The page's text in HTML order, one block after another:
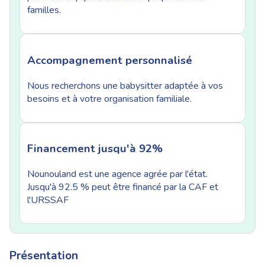
familles.
Accompagnement personnalisé
Nous recherchons une babysitter adaptée à vos
besoins et à votre organisation familiale.
Financement jusqu'à 92%
Nounouland est une agence agrée par l'état.
Jusqu'à 92.5 % peut être financé par la CAF et
l'URSSAF
Présentation